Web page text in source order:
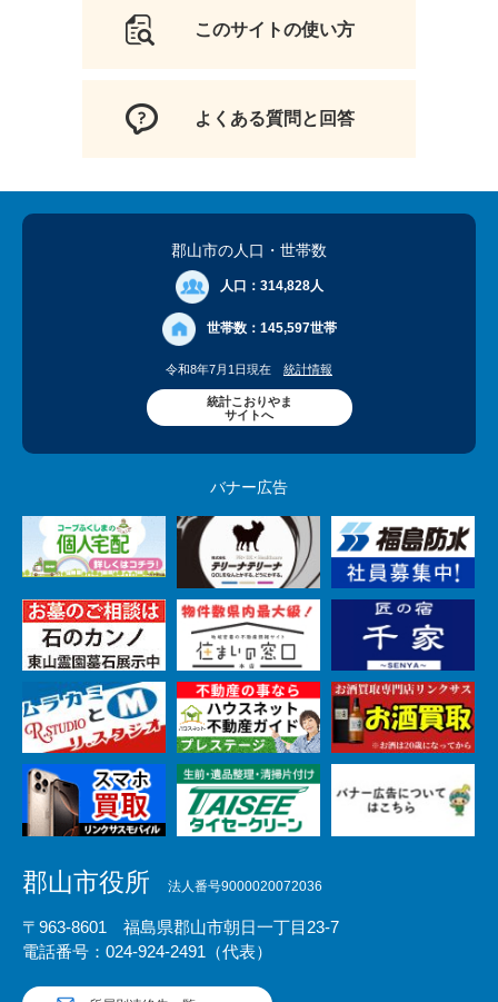
このサイトの使い方
よくある質問と回答
郡山市の人口 ・世帯数
人口： 314,828人
世帯数： 145,597世帯
令和8年7月1日現在 統計情報
統計こおりやま
サイトへ
バナー広告
郡山市役所 法人番号9000020072036
〒963-8601 福島県郡山市朝日一丁目23-7
電話番号：024-924-2491（代表）